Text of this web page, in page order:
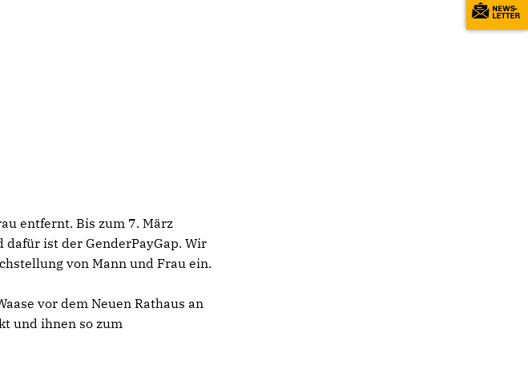
entfernt. Bis zum 7. März
ist der GenderPayGap. Wir
von Mann und Frau ein.
vor dem Neuen Rathaus an
und ihnen so zum